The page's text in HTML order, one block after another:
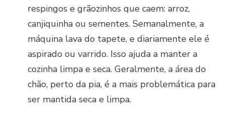
respingos e grãozinhos que caem: arroz,
canjiquinha ou sementes. Semanalmente, a
máquina lava do tapete, e diariamente ele é
aspirado ou varrido. Isso ajuda a manter a
cozinha limpa e seca. Geralmente, a área do
chão, perto da pia, é a mais problemática para
ser mantida seca e limpa.